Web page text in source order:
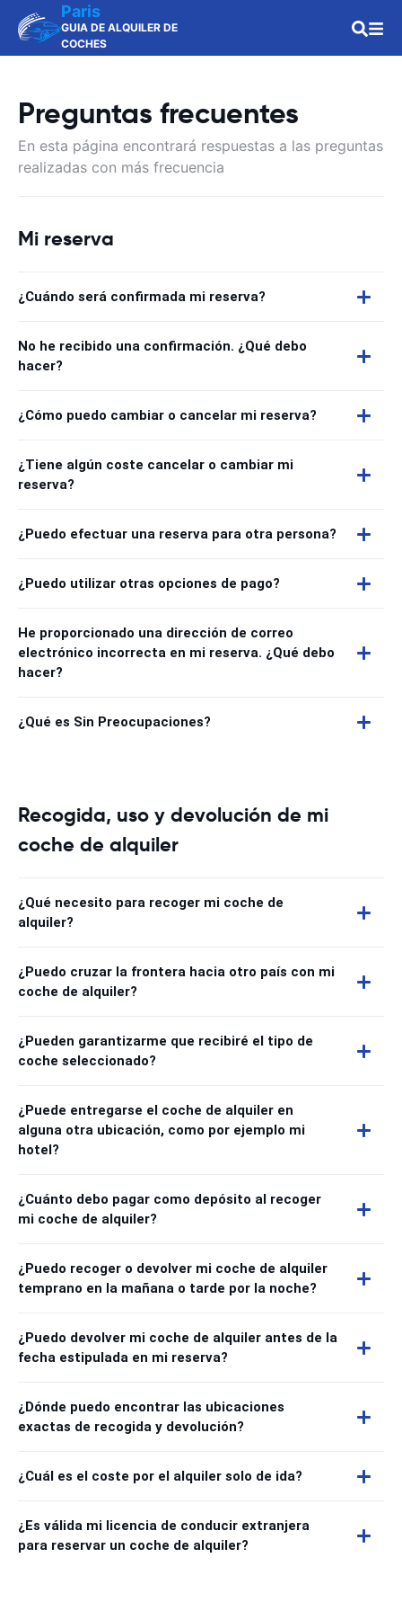
Paris
GUIA DE ALQUILER DE
COCHES
Preguntas frecuentes
En esta página encontrará respuestas a las preguntas
realizadas con más frecuencia
Mi reserva
¿Cuándo será confirmada mi reserva?
No he recibido una confirmación. ¿Qué debo
hacer?
¿Cómo puedo cambiar o cancelar mi reserva?
¿Tiene algún coste cancelar o cambiar mi
reserva?
¿Puedo efectuar una reserva para otra persona?
¿Puedo utilizar otras opciones de pago?
He proporcionado una dirección de correo
electrónico incorrecta en mi reserva. ¿Qué debo
hacer?
¿Qué es Sin Preocupaciones?
Recogida, uso y devolución de mi
coche de alquiler
¿Qué necesito para recoger mi coche de
alquiler?
¿Puedo cruzar la frontera hacia otro país con mi
coche de alquiler?
¿Pueden garantizarme que recibiré el tipo de
coche seleccionado?
¿Puede entregarse el coche de alquiler en
alguna otra ubicación, como por ejemplo mi
hotel?
¿Cuánto debo pagar como depósito al recoger
mi coche de alquiler?
¿Puedo recoger o devolver mi coche de alquiler
temprano en la mañana o tarde por la noche?
¿Puedo devolver mi coche de alquiler antes de la
fecha estipulada en mi reserva?
¿Dónde puedo encontrar las ubicaciones
exactas de recogida y devolución?
¿Cuál es el coste por el alquiler solo de ida?
¿Es válida mi licencia de conducir extranjera
para reservar un coche de alquiler?